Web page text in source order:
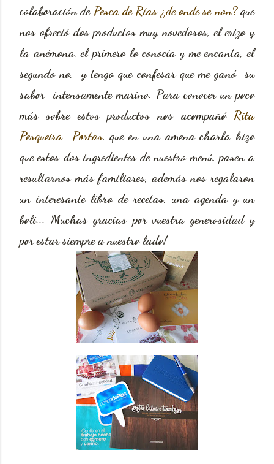
colaboración de Pesca de Rías ¿de onde se non?que
nos ofreció dos productos muy novedosos, el erizo y
la anémona, el primero lo conocía y me encanta, el
segundo no, y tengo que confesar que me ganó su
sabor intensamente marino. Para conocer un poco
más sobre estos productos nos acompañó Rita
Pesqueira Portas, que en una amena charla hizo
que estos dos ingredientes de nuestro menú, pasen a
resultarnos más familiares, además nos regalaron
un interesante libro de recetas, una agenda y un
boli... Muchas gracias por vuestra generosidad y
por estar siempre a nuestro lado!